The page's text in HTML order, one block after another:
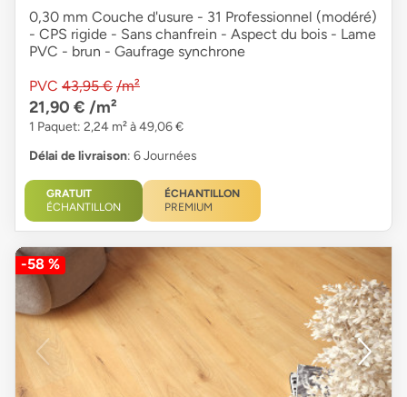
0,30 mm Couche d'usure - 31 Professionnel (modéré)
- CPS rigide - Sans chanfrein - Aspect du bois - Lame
PVC - brun - Gaufrage synchrone
PVC 43,95 € /m²
21,90 € /m²
1 Paquet: 2,24 m² à 49,06 €
Délai de livraison: 6 Journées
GRATUIT
ÉCHANTILLON
ÉCHANTILLON
PREMIUM
-58 %